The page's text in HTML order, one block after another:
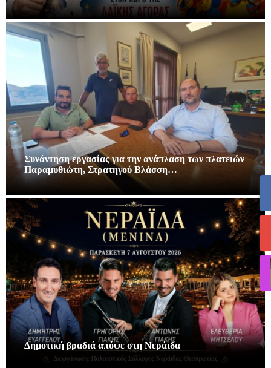
Συνάντηση εργασίας για την ανάπλαση των πλατειών
Παραμυθιώτη, Στρατηγού Βλάσση…
Δημοτική βραδιά απόψε στη Νεράιδα